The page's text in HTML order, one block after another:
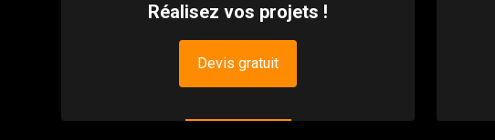
Réalisez vos projets !
Devis gratuit